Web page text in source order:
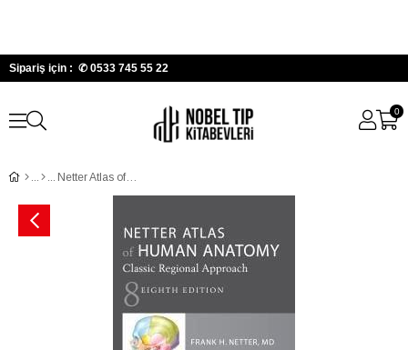
Sipariş için : ✆ 0533 745 55 22
0
Netter Atlas of Human Anatomy 8.Ed.